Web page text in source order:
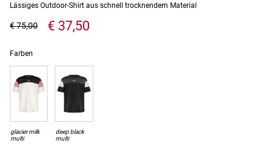
Lässiges Outdoor-Shirt aus schnell trocknendem Material
€ 37,50
€ 75,00
Farben
glacier milk
multi
deep black
multi